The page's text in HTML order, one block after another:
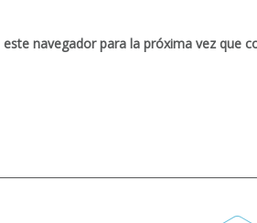
navegador para la próxima vez que